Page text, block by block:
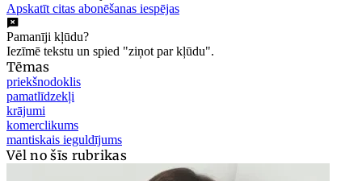
Apskatīt citas abonēšanas iespējas
Pamanīji kļūdu?
Iezīmē tekstu un spied "ziņot par kļūdu".
Tēmas
priekšnodoklis
pamatlīdzekļi
krājumi
komerclikums
mantiskais ieguldījums
Vēl no šīs rubrikas